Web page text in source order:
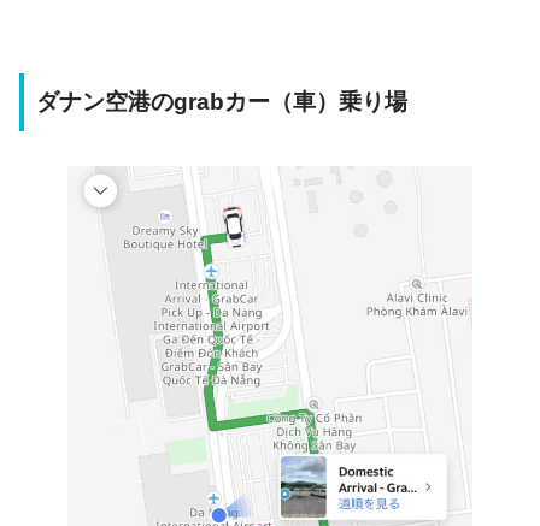
ダナン空港のgrabカー（車）乗り場